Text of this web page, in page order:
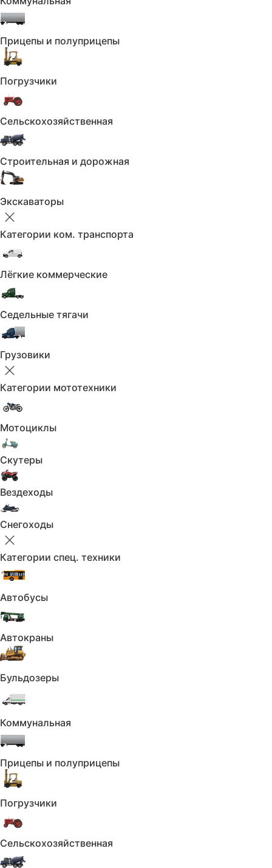
Прицепы и полуприцепы
Погрузчики
Сельскохозяйственная
Строительная и дорожная
Экскаваторы
Категории ком. транспорта
Лёгкие коммерческие
Седельные тягачи
Грузовики
Категории мототехники
Мотоциклы
Скутеры
Вездеходы
Снегоходы
Категории спец. техники
Автобусы
Автокраны
Бульдозеры
Коммунальная
Прицепы и полуприцепы
Погрузчики
Сельскохозяйственная
Электроскладывание зеркал
Бортовой компьютер
Электропривод зеркал
Электростеклоподъёмники передние
Мультифункциональное рулевое колесо
Запуск двигателя с кнопки
Омыватель фар
Безопасность:
Подушки безопасности боковые
ISOFIX
Иммобилайзер